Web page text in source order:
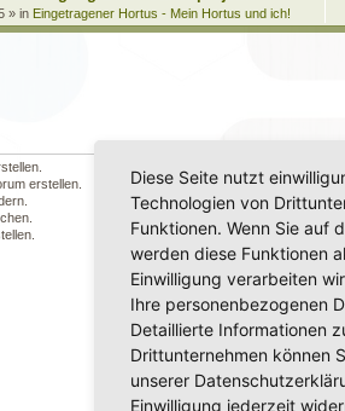
» in Eingetragener Hortus - Mein Hortus und ich!
erstellen.
Diese Seite nutzt
Technologien von
Funktionen. Wenn Sie auf
werden diese Funktionen
Einwilligung verarbeiten
Ihre personenbezogenen
Detaillierte Informationen
Drittunternehmen können
unserer
Einwilligung jederzeit